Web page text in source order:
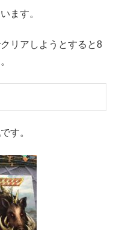
ます。
リアしようとすると8
す。